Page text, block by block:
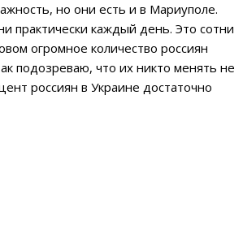
но они есть и в Мариуполе.
практически каждый день. Это сотни
огромное количество россиян
подозреваю, что их никто менять не
россиян в Украине достаточно